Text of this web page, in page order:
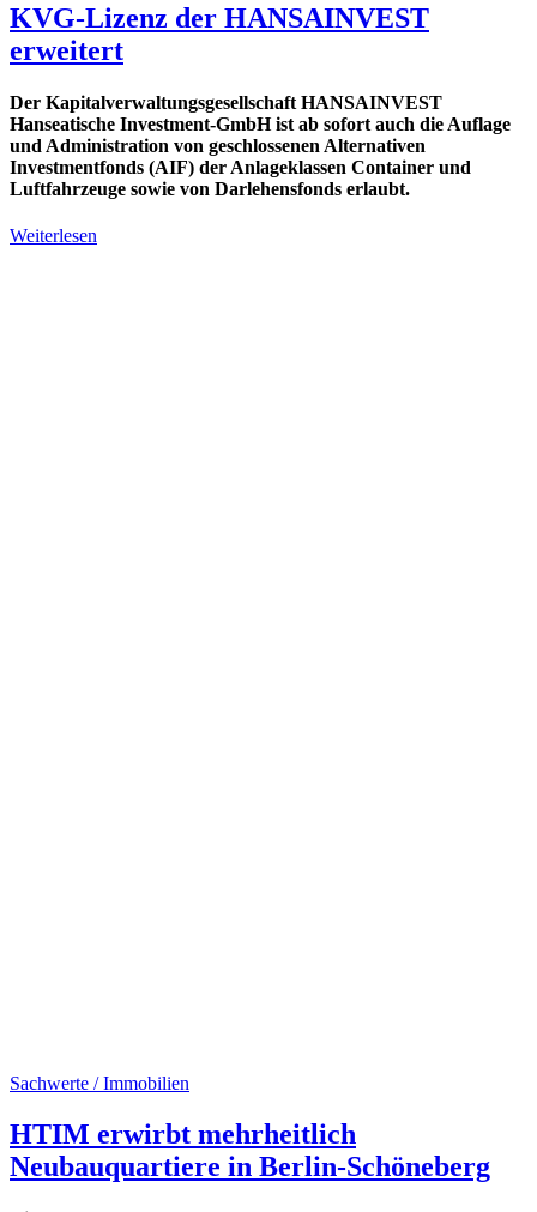
KVG-Lizenz der HANSAINVEST
erweitert
Der Kapitalverwaltungsgesellschaft HANSAINVEST
Hanseatische Investment-GmbH ist ab sofort auch die Auflage
und Administration von geschlossenen Alternativen
Investmentfonds (AIF) der Anlageklassen Container und
Luftfahrzeuge sowie von Darlehensfonds erlaubt.
Weiterlesen
Sachwerte / Immobilien
HTIM erwirbt mehrheitlich
Neubauquartiere in Berlin-Schöneberg